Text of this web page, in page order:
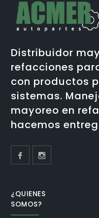
Distribuidor
refacciones
con productos
sistemas.
mayoreo en
hacemos
¿QUIENES
SOMOS?